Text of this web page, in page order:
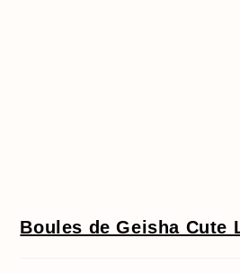
Boules de Geisha Cute